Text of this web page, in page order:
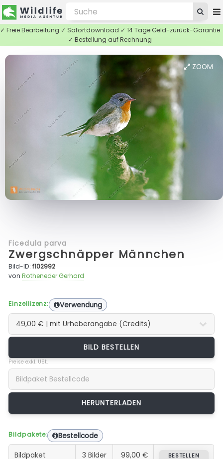
✓ Freie Bearbeitung ✓ Sofortdownload ✓ 14 Tage Geld-zurück-Garantie
✓ Bestellung auf Rechnung
ZOOM
Ficedula parva
Zwergschnäpper Männchen
Bild-ID:f102992
vonRotheneder Gerhard
Einzellizenz: Verwendung
BILD BESTELLEN
Preise exkl. USt.
Bildpakete: Bestellcode
Bildpaket
3 Bilder 99,00 € BESTELLEN